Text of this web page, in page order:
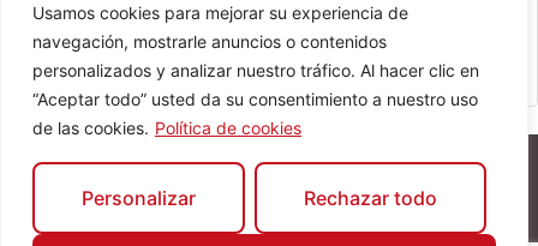
Usamos cookies para mejorar su experiencia de
navegación, mostrarle anuncios o contenidos
personalizados y analizar nuestro tráfico. Al hacer clic en
“Aceptar todo” usted da su consentimiento a nuestro uso
de las cookies. Política de cookies
Personalizar Rechazar todo